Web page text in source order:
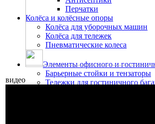
Перчатки
Колёса и колёсные опоры
Колёса для уборочных машин
Колёса для тележек
Пневматические колеса
Элементы офисного и
Барьерные стойки и тензаторы
Тележки для гостиничного
Запчасти, аксессуары и
видео